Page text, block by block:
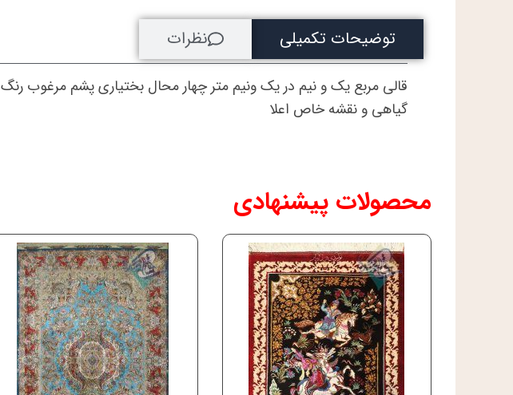
توضیحات تکمیلی نظرات
قالی مربع یک و نیم در یک ونیم متر چهار محال بختیاری پشم مرغوب رنگ
گیاهی و نقشه خاص اعلا
محصولات پیشنهادی